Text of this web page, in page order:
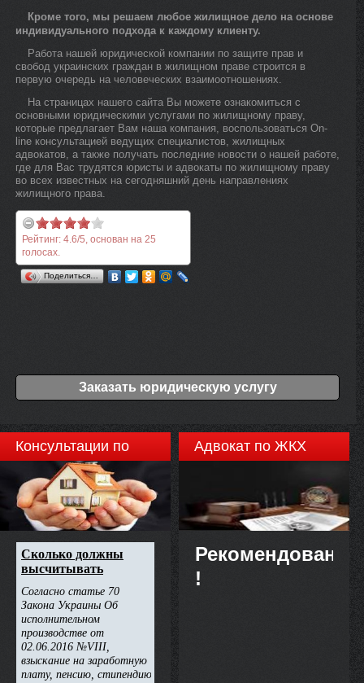
Кроме того, мы решаем любое жилищное дело на основе
индивидуального подхода к каждому клиенту.
Работа нашей юридической компании по защите прав и
свобод украинских граждан в жилищном праве строится в
первую очередь на человеческих взаимоотношениях.
На страницах нашего сайта Вы можете ознакомиться с
основными юридическими услугами по жилищному праву,
которые предлагает Вам наша компания, воспользоваться On-
line консультацией ведущих специалистов, жилищных
адвокатов, а также получать последние новости о нашей работе,
где для Вас трудятся юристы и адвокаты по жилищному праву
во всех известных на сегодняшний день направлениях
жилищного права.
Рейтинг: 4.6/5, основан на 25
голосах.
Поделиться…
Заказать юридическую услугу
Консультации по
недвижимости
Адвокат по ЖКХ
Рекомендовано
!